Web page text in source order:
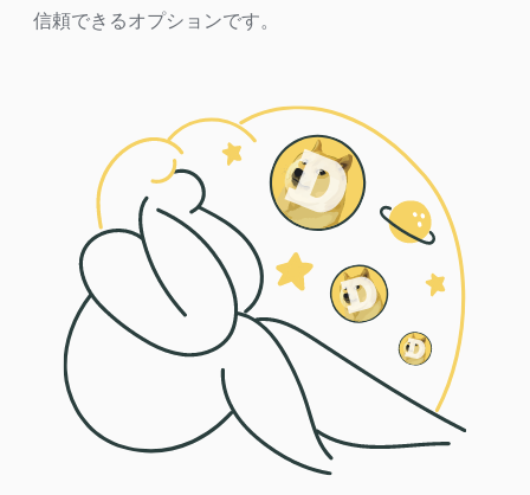
信頼できるオプションです。